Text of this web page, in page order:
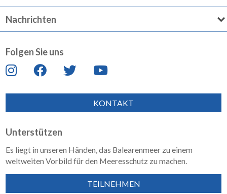
Nachrichten
Folgen Sie uns
KONTAKT
Unterstützen
Es liegt in unseren Händen, das Balearenmeer zu einem
weltweiten Vorbild für den Meeresschutz zu machen.
TEILNEHMEN